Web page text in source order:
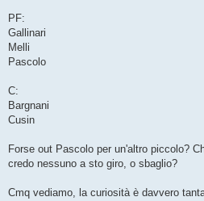
PF:
Gallinari
Melli
Pascolo
C:
Bargnani
Cusin
Forse out Pascolo per un'altro piccolo?
credo nessuno a sto giro, o sbaglio?
Cmq vediamo, la curiosità è davvero